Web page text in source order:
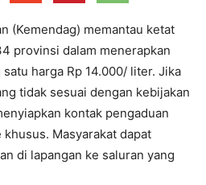
(Kemendag) memantau ketat
provinsi dalam menerapkan
harga Rp 14.000/ liter. Jika
tidak sesuai dengan kebijakan
kontak pengaduan
Masyarakat dapat
di lapangan ke saluran yang